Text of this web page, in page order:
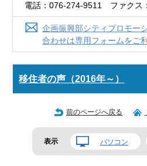
電話：076-274-9511 ファクス
企画振興部シティプロモー
合わせは専用フォームをご
移住者の声（2016年～）
前のページへ戻る
表示 パソコン